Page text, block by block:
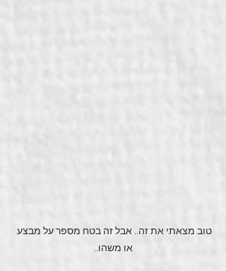
טוב מצאתי את זה.. אבל זה בטח מספר על מבצע
או משהו..